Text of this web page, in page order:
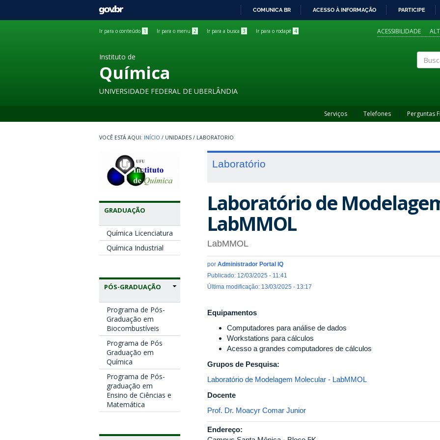
GOVBR
COMUNICA BR ACESSO À INFORMAÇÃO PARTICIPE
Ir para o conteúdo 1 Ir para o menu 2 Ir para a busca 3 Ir para o rodapé 4 ACESSIBILIDADE
Instituto de
Química
UNIVERSIDADE FEDERAL DE UBERLÂNDIA
Serviços Telefones Perguntas
INÍCIO / UNIDADES / LABORATORIO
GRADUAÇÃO
Química Licenciatura
Química Industrial
PÓS-GRADUAÇÃO
Programa de Pós-
Graduação em
Biocombustíveis
Programa de Pós
Graduação em
Química
Programa de Pós-
graduação em
Ensino de Ciências e
Matemática
Laboratório
Laboratório de
LabMMOL
LabMMOL
por Administrador Portal IQ
Publicado: 12/03/2025 - 11:41
Última modificação: 13/03/2025 - 13:17
Equipamentos
Computadores para análise de dados
Workstations para cálculos
Acesso a grandes computadores de cálculos
Grupos de Pesquisa:
Laboratório de Modelagem Molecular - LabMMOL
Docente
Prof. Dr. Moacyr Comar Junior
Endereço: